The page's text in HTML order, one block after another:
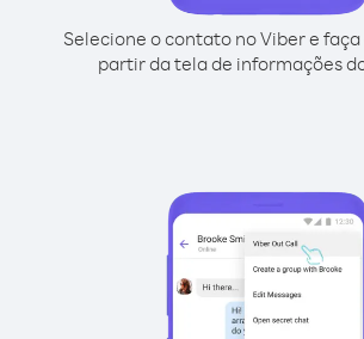
Selecione o contato no Viber e
partir da tela de informações